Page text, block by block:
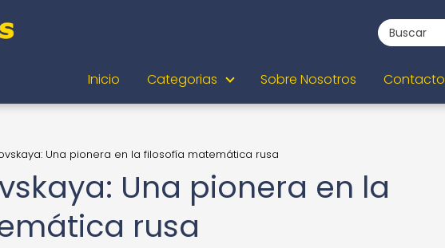
Inicio Categorias Sobre Nosotros Contacto
Una pionera en la filosofía matemática rusa
Una pionera en la
rusa